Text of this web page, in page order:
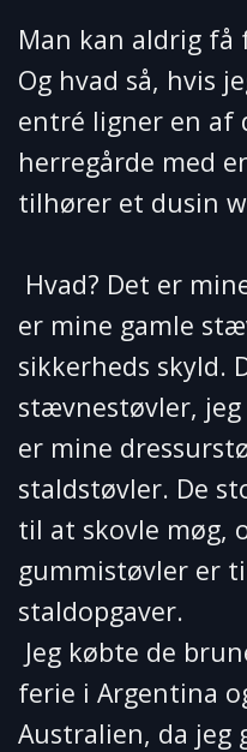
Man kan aldrig
Og hvad så, hvis
entré ligner en af
herregårde med
tilhører et dusin
Hvad? Det er
er mine gamle
sikkerheds skyld.
stævnestøvler,
er mine
staldstøvler. De
til at skovle møg,
gummistøvler er
staldopgaver.
Jeg købte de
ferie i Argentina
Australien, da jeg